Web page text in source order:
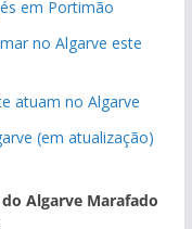
em Portimão
no Algarve este
atuam no Algarve
(em atualização)
Algarve Marafado